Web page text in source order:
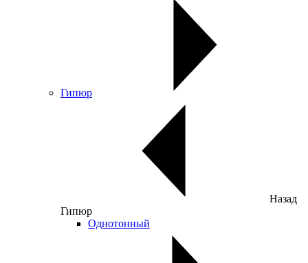
Гипюр
Назад
Гипюр
Однотонный